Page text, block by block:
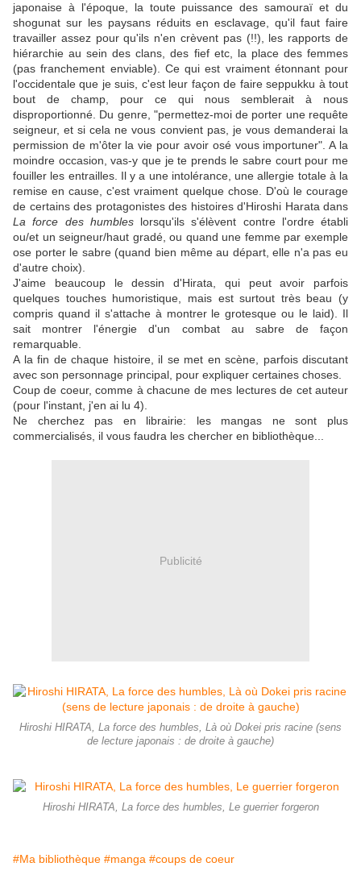
japonaise à l'époque, la toute puissance des samouraï et du
shogunat sur les paysans réduits en esclavage, qu'il faut faire
travailler assez pour qu'ils n'en crèvent pas (!!), les rapports de
hiérarchie au sein des clans, des fief etc, la place des femmes
(pas franchement enviable). Ce qui est vraiment étonnant pour
l'occidentale que je suis, c'est leur façon de faire seppukku à tout
bout de champ, pour ce qui nous semblerait à nous
disproportionné. Du genre, "permettez-moi de porter une requête
seigneur, et si cela ne vous convient pas, je vous demanderai la
permission de m'ôter la vie pour avoir osé vous importuner". A la
moindre occasion, vas-y que je te prends le sabre court pour me
fouiller les entrailles. Il y a une intolérance, une allergie totale à la
remise en cause, c'est vraiment quelque chose. D'où le courage
de certains des protagonistes des histoires d'Hiroshi Harata dans
La force des humbleslorsqu'ils s'élèvent contre l'ordre établi
ou/et un seigneur/haut gradé, ou quand une femme par exemple
ose porter le sabre (quand bien même au départ, elle n'a pas eu
d'autre choix).
J'aime beaucoup le dessin d'Hirata, qui peut avoir parfois
quelques touches humoristique, mais est surtout très beau (y
compris quand il s'attache à montrer le grotesque ou le laid). Il
sait montrer l'énergie d'un combat au sabre de façon
remarquable.
A la fin de chaque histoire, il se met en scène, parfois discutant
avec son personnage principal, pour expliquer certaines choses.
Coup de coeur, comme à chacune de mes lectures de cet auteur
(pour l'instant, j'en ai lu 4).
Ne cherchez pas en librairie: les mangas ne sont plus
commercialisés, il vous faudra les chercher en bibliothèque...
Publicité
Hiroshi HIRATA, La force des humbles, Là où Dokei pris racine (sens
de lecture japonais : de droite à gauche)
Hiroshi HIRATA, La force des humbles, Le guerrier forgeron
#Ma bibliothèque #manga #coups de coeur